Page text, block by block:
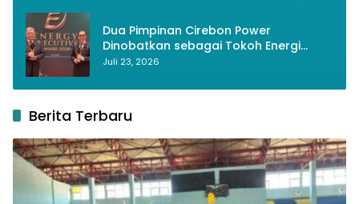
Dua Pimpinan Cirebon Power
Dinobatkan sebagai Tokoh Energi
Berkelanjutan 2026
Juli 23, 2026
Berita Terbaru